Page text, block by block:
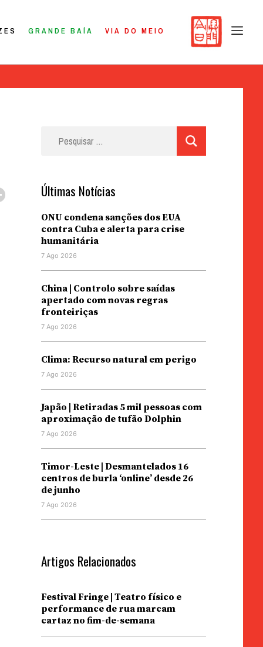
GRANDE BAÍA VIA DO MEIO
Últimas Notícias
ONU condena sanções dos EUA
contra Cuba e alerta para crise
humanitária
7 Ago 2026
China | Controlo sobre saídas
apertado com novas regras
fronteiriças
7 Ago 2026
Clima: Recurso natural em perigo
7 Ago 2026
Japão | Retiradas 5 mil pessoas com
aproximação de tufão Dolphin
7 Ago 2026
Timor-Leste | Desmantelados 16
centros de burla ‘online’ desde 26
de junho
7 Ago 2026
Artigos Relacionados
Festival Fringe | Teatro físico e
performance de rua marcam
cartaz no fim-de-semana